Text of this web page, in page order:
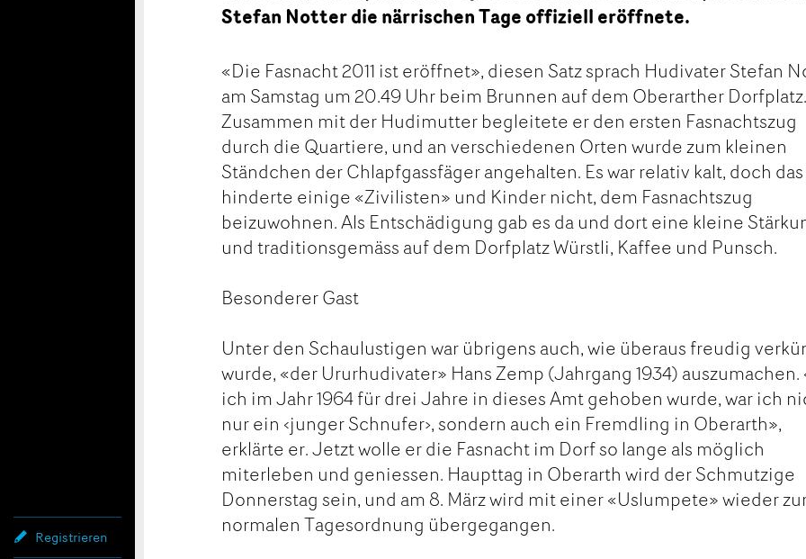
Registrieren
Stefan Notter die närrischen Tage offiziell eröffnete.
«Die Fasnacht 2011 ist eröffnet», diesen Satz sprach Hudivater Stefan
am Samstag um 20.49 Uhr beim Brunnen auf dem Oberarther Dorfplatz.
Zusammen mit der Hudimutter begleitete er den ersten Fasnachtszug
durch die Quartiere, und an verschiedenen Orten wurde zum kleinen
Ständchen der Chlapfgassfäger angehalten. Es war relativ kalt, doch das
hinderte einige «Zivilisten» und Kinder nicht, dem Fasnachtszug
beizuwohnen. Als Entschädigung gab es da und dort eine kleine
und traditionsgemäss auf dem Dorfplatz Würstli, Kaffee und Punsch.
Besonderer Gast
Unter den Schaulustigen war übrigens auch, wie überaus freudig
wurde, «der Ururhudivater» Hans Zemp (Jahrgang 1934) auszumachen.
ich im Jahr 1964 für drei Jahre in dieses Amt gehoben wurde, war ich
nur ein ‹junger Schnufer›, sondern auch ein Fremdling in Oberarth»,
erklärte er. Jetzt wolle er die Fasnacht im Dorf so lange als möglich
miterleben und geniessen. Haupttag in Oberarth wird der Schmutzige
Donnerstag sein, und am 8. März wird mit einer «Uslumpete» wieder
normalen Tagesordnung übergegangen.